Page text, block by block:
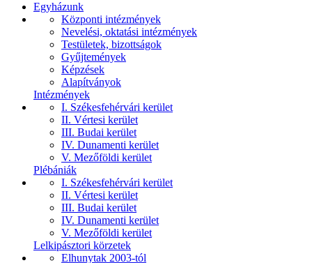
Egyházunk
Központi intézmények
Nevelési, oktatási intézmények
Testületek, bizottságok
Gyűjtemények
Képzések
Alapítványok
Intézmények
I. Székesfehérvári kerület
II. Vértesi kerület
III. Budai kerület
IV. Dunamenti kerület
V. Mezőföldi kerület
Plébániák
I. Székesfehérvári kerület
II. Vértesi kerület
III. Budai kerület
IV. Dunamenti kerület
V. Mezőföldi kerület
Lelkipásztori körzetek
Elhunytak 2003-tól